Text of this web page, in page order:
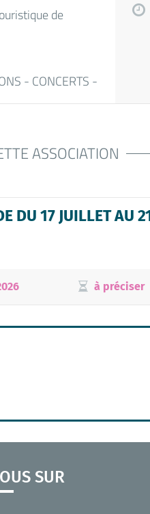
de
- CONCERTS -
ASSOCIATION
DU 17 JUILLET AU
à préciser
SUR